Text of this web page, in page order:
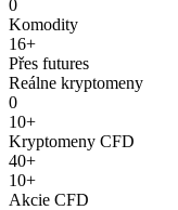
0
Komodity
16+
Přes futures
Reálne kryptomeny
0
10+
Kryptomeny CFD
40+
10+
Akcie CFD